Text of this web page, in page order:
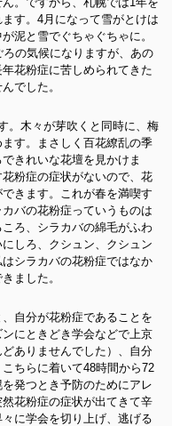
す。4月になって雪がとけは
泥と雪でぐちゃぐちゃに。
の気候になりますが、あの
花粉症に苦しめられてきた
でした。
。木々が芽吹くと同時に、梅
す。まさしく百花繚乱の季
きれいな花壇を見かけま
粉症の症状がないので、花
きます。これが春を満喫す
バの花粉症っていうものは
ろ、シラカバの綿毛がふわ
しろ、クシュン、クシュン
シラカバの花粉症ではなか
ました。
自分が花粉症であることを
にときどき学会などで上京
ありませんでした）、自分
ちらに着いて48時間から72
発つとき予防のためにアレ
花粉症の症状が出てきて辛
に学会を切り上げ、逃げる